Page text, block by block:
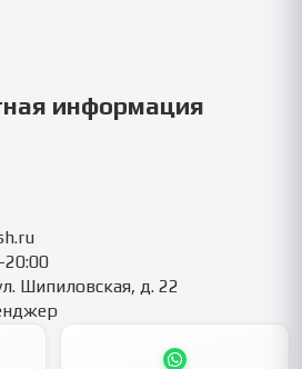
информация
Шипиловская, д. 22